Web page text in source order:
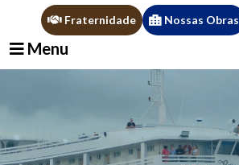
Fraternidade Nossas Obras
Menu